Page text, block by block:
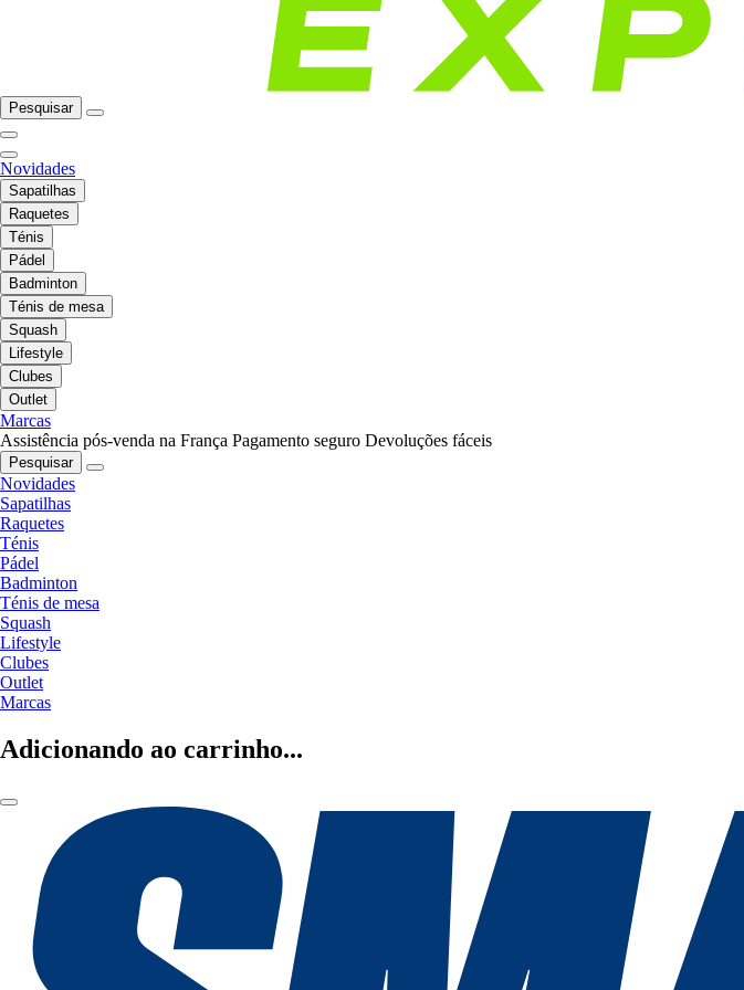
Pesquisar
Novidades
Sapatilhas
Raquetes
Ténis
Pádel
Badminton
Ténis de mesa
Squash
Lifestyle
Clubes
Outlet
Marcas
Assistência pós-venda na França Pagamento seguro Devoluções fáceis
Pesquisar
Novidades
Sapatilhas
Raquetes
Ténis
Pádel
Badminton
Ténis de mesa
Squash
Lifestyle
Clubes
Outlet
Marcas
Adicionando ao carrinho...